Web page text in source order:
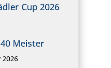
Cup 2026
Meister
2026